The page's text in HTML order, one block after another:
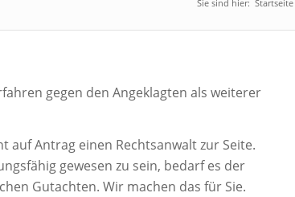
Sie sind hier: Startseite
gegen den Angeklagten als weiterer
auf Antrag einen Rechtsanwalt zur Seite.
gewesen zu sein, bedarf es der
Gutachten. Wir machen das für Sie.